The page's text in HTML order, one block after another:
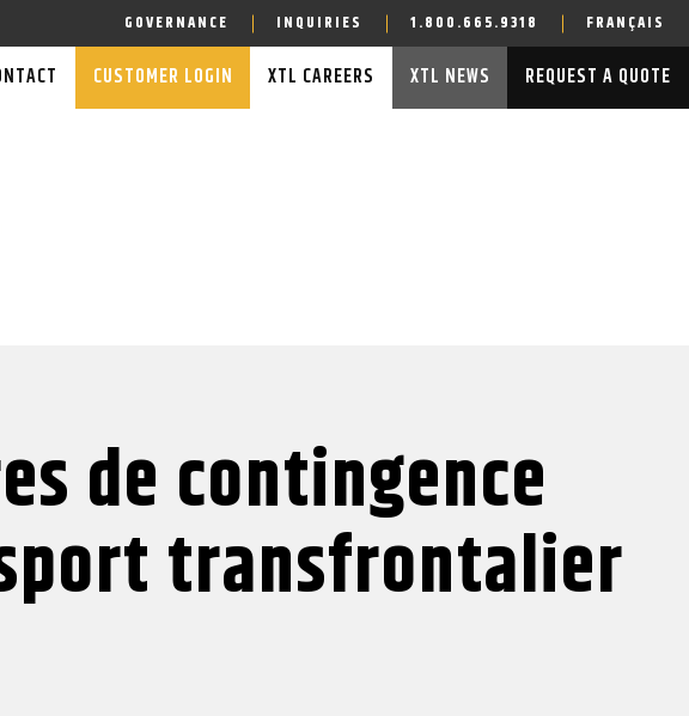
GOVERNANCE INQUIRIES 1.800.665.9318 FRANÇAIS
CUSTOMER LOGIN XTL CAREERS XTL NEWS REQUEST A QUOTE
de contingence
transfrontalier